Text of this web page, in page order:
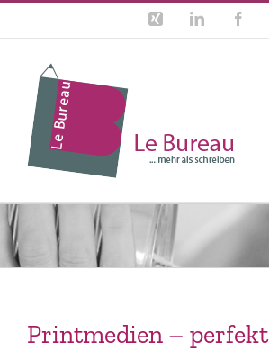
Zum
springen
Xing LinkedIn
Printmedien – perfekt